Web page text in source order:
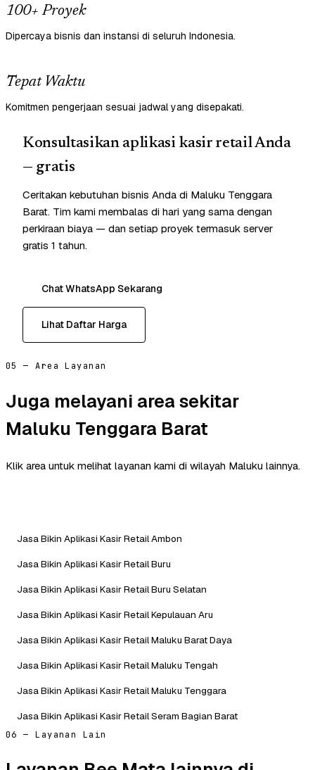
100+ Proyek
Dipercaya bisnis dan instansi di seluruh Indonesia.
Tepat Waktu
Komitmen pengerjaan sesuai jadwal yang disepakati.
Konsultasikan aplikasi kasir retail Anda
— gratis
Ceritakan kebutuhan bisnis Anda di Maluku Tenggara
Barat. Tim kami membalas di hari yang sama dengan
perkiraan biaya — dan setiap proyek termasuk server
gratis 1 tahun.
Chat WhatsApp Sekarang
Lihat Daftar Harga
05 — Area Layanan
Juga melayani area sekitar
Maluku Tenggara Barat
Klik area untuk melihat layanan kami di wilayah Maluku lainnya.
Jasa Bikin Aplikasi Kasir Retail Ambon
Jasa Bikin Aplikasi Kasir Retail Buru
Jasa Bikin Aplikasi Kasir Retail Buru Selatan
Jasa Bikin Aplikasi Kasir Retail Kepulauan Aru
Jasa Bikin Aplikasi Kasir Retail Maluku Barat Daya
Jasa Bikin Aplikasi Kasir Retail Maluku Tengah
Jasa Bikin Aplikasi Kasir Retail Maluku Tenggara
Jasa Bikin Aplikasi Kasir Retail Seram Bagian Barat
06 — Layanan Lain